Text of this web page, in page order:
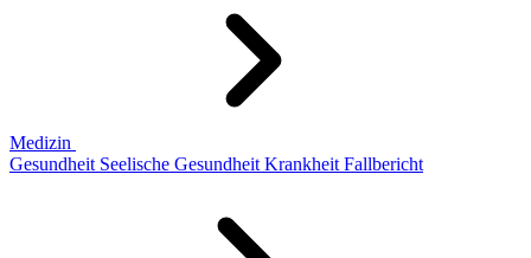
Medizin
Gesundheit Seelische Gesundheit Krankheit Fallbericht